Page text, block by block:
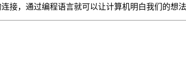
接，通过编程语言就可以让计算机明白我们的想